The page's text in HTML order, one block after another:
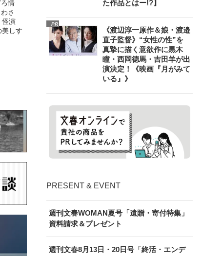
情
さ
怪演
しす
た作品とはー!?】
PR
《渡辺淳一原作＆娘・渡邉
直子監督》“女性の性”を
真摯に描く意欲作に黒木
瞳・西岡德馬・吉田羊が出
演決定！《映画『月がみて
いる』》
PRESENT & EVENT
週刊文春WOMAN夏号「遺贈・寄付特集」
資料請求＆プレゼント
週刊文春8月13日・20日号「終活・エンデ